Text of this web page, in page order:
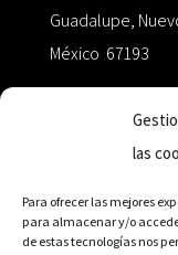
las
Para ofrecer las mejores
para almacenar y/o
de estas tecnologías nos
Guadalupe,
México 67193
+52 811.499.5638
RED DE